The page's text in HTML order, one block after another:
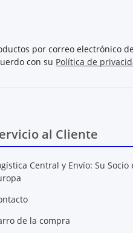
por correo electrónico
con su Política de
al Cliente
Central y Envío: Su Socio
de la compra